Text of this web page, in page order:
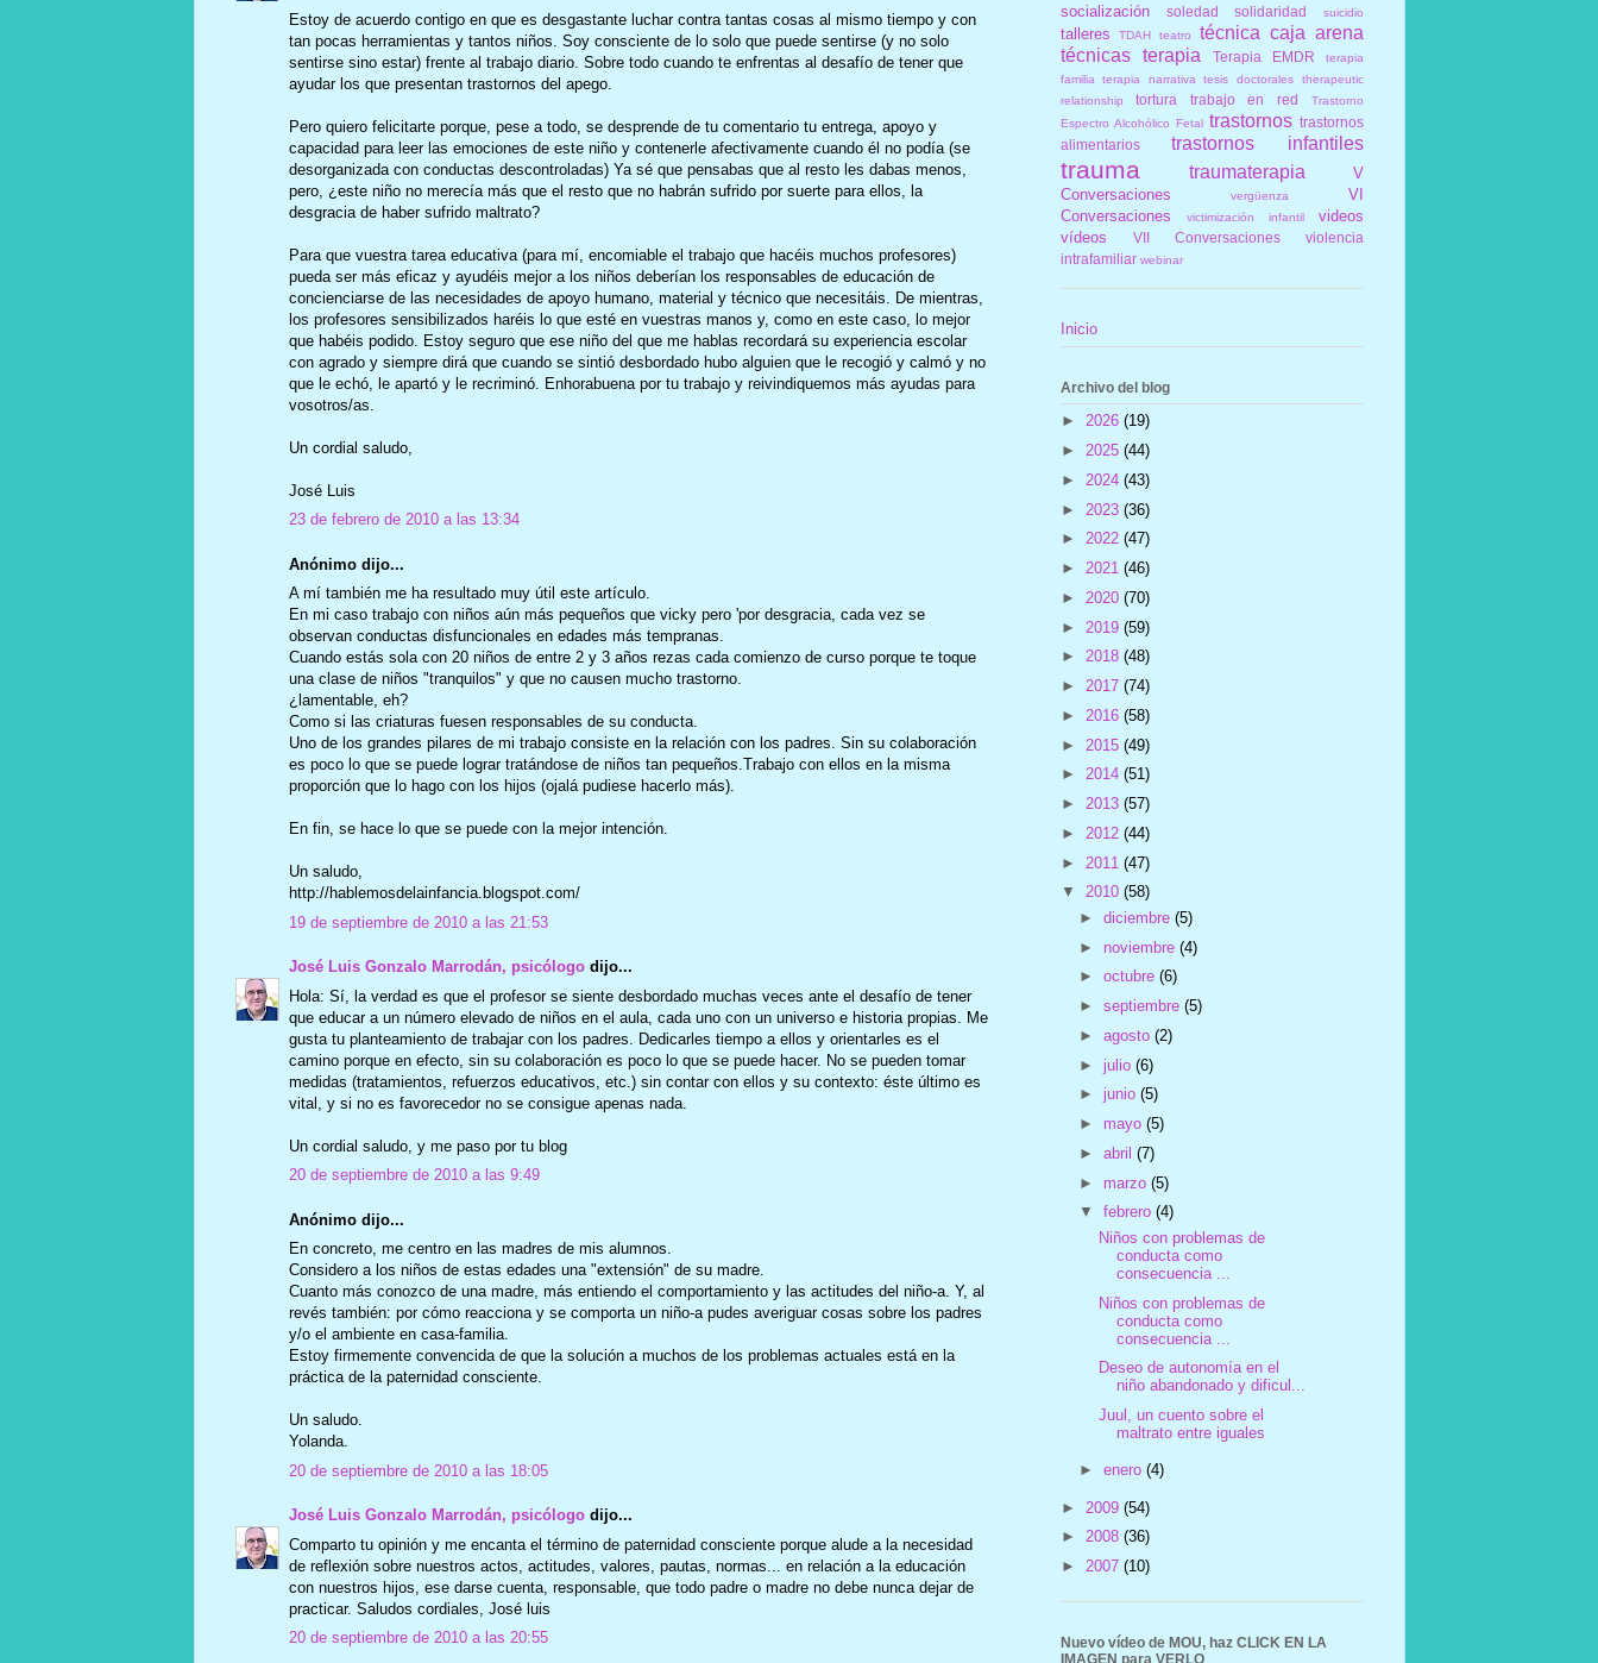
Estoy de acuerdo contigo en que es desgastante luchar contra tantas cosas al mismo tiempo y con
tan pocas herramientas y tantos niños. Soy consciente de lo solo que puede sentirse (y no solo
sentirse sino estar) frente al trabajo diario. Sobre todo cuando te enfrentas al desafío de tener que
ayudar los que presentan trastornos del apego.
Pero quiero felicitarte porque, pese a todo, se desprende de tu comentario tu entrega, apoyo y
capacidad para leer las emociones de este niño y contenerle afectivamente cuando él no podía (se
desorganizada con conductas descontroladas) Ya sé que pensabas que al resto les dabas menos,
pero, ¿este niño no merecía más que el resto que no habrán sufrido por suerte para ellos, la
desgracia de haber sufrido maltrato?
Para que vuestra tarea educativa (para mí, encomiable el trabajo que hacéis muchos profesores)
pueda ser más eficaz y ayudéis mejor a los niños deberían los responsables de educación de
concienciarse de las necesidades de apoyo humano, material y técnico que necesitáis. De mientras,
los profesores sensibilizados haréis lo que esté en vuestras manos y, como en este caso, lo mejor
que habéis podido. Estoy seguro que ese niño del que me hablas recordará su experiencia escolar
con agrado y siempre dirá que cuando se sintió desbordado hubo alguien que le recogió y calmó y no
que le echó, le apartó y le recriminó. Enhorabuena por tu trabajo y reivindiquemos más ayudas para
vosotros/as.
Un cordial saludo,
José Luis
23 de febrero de 2010 a las 13:34
Anónimo dijo...
A mí también me ha resultado muy útil este artículo.
En mi caso trabajo con niños aún más pequeños que vicky pero 'por desgracia, cada vez se
observan conductas disfuncionales en edades más tempranas.
Cuando estás sola con 20 niños de entre 2 y 3 años rezas cada comienzo de curso porque te toque
una clase de niños "tranquilos" y que no causen mucho trastorno.
¿lamentable, eh?
Como si las criaturas fuesen responsables de su conducta.
Uno de los grandes pilares de mi trabajo consiste en la relación con los padres. Sin su colaboración
es poco lo que se puede lograr tratándose de niños tan pequeños.Trabajo con ellos en la misma
proporción que lo hago con los hijos (ojalá pudiese hacerlo más).
En fin, se hace lo que se puede con la mejor intención.
Un saludo,
http://hablemosdelainfancia.blogspot.com/
19 de septiembre de 2010 a las 21:53
José Luis Gonzalo Marrodán, psicólogodijo...
Hola: Sí, la verdad es que el profesor se siente desbordado muchas veces ante el desafío de tener
que educar a un número elevado de niños en el aula, cada uno con un universo e historia propias. Me
gusta tu planteamiento de trabajar con los padres. Dedicarles tiempo a ellos y orientarles es el
camino porque en efecto, sin su colaboración es poco lo que se puede hacer. No se pueden tomar
medidas (tratamientos, refuerzos educativos, etc.) sin contar con ellos y su contexto: éste último es
vital, y si no es favorecedor no se consigue apenas nada.
Un cordial saludo, y me paso por tu blog
20 de septiembre de 2010 a las 9:49
Anónimo dijo...
En concreto, me centro en las madres de mis alumnos.
Considero a los niños de estas edades una "extensión" de su madre.
Cuanto más conozco de una madre, más entiendo el comportamiento y las actitudes del niño-a. Y, al
revés también: por cómo reacciona y se comporta un niño-a pudes averiguar cosas sobre los padres
y/o el ambiente en casa-familia.
Estoy firmemente convencida de que la solución a muchos de los problemas actuales está en la
práctica de la paternidad consciente.
Un saludo.
Yolanda.
20 de septiembre de 2010 a las 18:05
José Luis Gonzalo Marrodán, psicólogodijo...
Comparto tu opinión y me encanta el término de paternidad consciente porque alude a la necesidad
de reflexión sobre nuestros actos, actitudes, valores, pautas, normas... en relación a la educación
con nuestros hijos, ese darse cuenta, responsable, que todo padre o madre no debe nunca dejar de
practicar. Saludos cordiales, José luis
20 de septiembre de 2010 a las 20:55
socialización soledad solidaridad suicidio
talleres TDAH teatro
técnica caja arena
técnicas
terapia Terapia EMDR
terapia
familia
terapia narrativa tesis doctorales
therapeutic
relationship
tortura trabajo en red
Trastorno
Espectro Alcohólico Fetal trastornos trastornos
alimentarios
trastornos infantiles
trauma traumaterapia
V
Conversaciones
vergüenza
VI
Conversaciones
victimización infantil
videos
vídeos
VII Conversaciones
violencia
intrafamiliar webinar
Inicio
Archivo del blog
► 2026 (19)
► 2025 (44)
► 2024 (43)
► 2023 (36)
► 2022 (47)
► 2021 (46)
► 2020 (70)
► 2019 (59)
► 2018 (48)
► 2017 (74)
► 2016 (58)
► 2015 (49)
► 2014 (51)
► 2013 (57)
► 2012 (44)
► 2011 (47)
▼ 2010 (58)
►diciembre(5)
► noviembre(4)
►octubre(6)
►septiembre(5)
►agosto(2)
►julio(6)
►junio(5)
► mayo(5)
►abril(7)
► marzo(5)
▼febrero(4)
Niños con problemas de
conducta como
consecuencia ...
Niños con problemas de
conducta como
consecuencia ...
Deseo de autonomía en el
niño abandonado y dificul...
Juul, un cuento sobre el
maltrato entre iguales
►enero(4)
► 2009 (54)
► 2008 (36)
► 2007 (10)
Nuevo vídeo de MOU, haz CLICK EN LA
IMAGEN para VERLO